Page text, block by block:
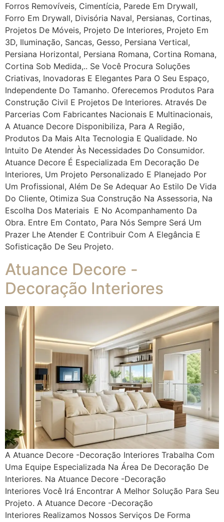
Forros Removíveis, Cimentícia, Parede Em Drywall,
Forro Em Drywall, Divisória Naval, Persianas, Cortinas,
Projetos De Móveis, Projeto De Interiores, Projeto Em
3D, Iluminação, Sancas, Gesso, Persiana Vertical,
Persiana Horizontal, Persiana Romana, Cortina Romana,
Cortina Sob Medida,.. Se Você Procura Soluções
Criativas, Inovadoras E Elegantes Para O Seu Espaço,
Independente Do Tamanho. Oferecemos Produtos Para
Construção Civil E Projetos De Interiores. Através De
Parcerias Com Fabricantes Nacionais E Multinacionais,
A Atuance Decore Disponibiliza, Para A Região,
Produtos Da Mais Alta Tecnologia E Qualidade. No
Intuito De Atender Às Necessidades Do Consumidor.
Atuance Decore É Especializada Em Decoração De
Interiores, Um Projeto Personalizado E Planejado Por
Um Profissional, Além De Se Adequar Ao Estilo De Vida
Do Cliente, Otimiza Sua Construção Na Assessoria, Na
Escolha Dos Materiais E No Acompanhamento Da
Obra. Entre Em Contato, Para Nós Sempre Será Um
Prazer Lhe Atender E Contribuir Com A Elegância E
Sofisticação De Seu Projeto.
Atuance Decore -
Decoração Interiores
A Atuance Decore -Decoração Interiores Trabalha Com
Uma Equipe Especializada Na Área De Decoração De
Interiores. Na Atuance Decore -Decoração
Interiores Você Irá Encontrar A Melhor Solução Para Seu
Projeto. A Atuance Decore -Decoração
Interiores Realizamos Nossos Serviços De Forma